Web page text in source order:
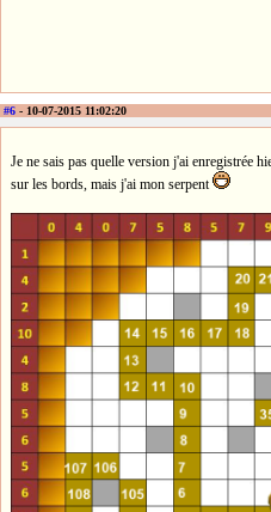
#6 - 10-07-2015 11:02:20
Je ne sais pas quelle version j'ai enregistrée
sur les bords, mais j'ai mon serpent